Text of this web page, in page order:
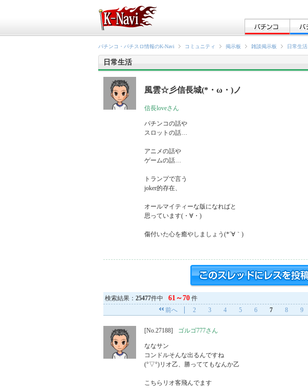
パチンコ・パチスロ情報のK-Navi コミュニティ 掲示板 雑談掲示板 日常生活
日常生活
風雲☆彡信長城(*・ω・)ノ
信長loveさん
パチンコの話や
スロットの話…
アニメの話や
ゲームの話…
トランプで言う
joker的存在、
オールマイティーな版になればと
思っています(・∀・)
傷付いた心を癒やしましょう(*´∀｀)
検索結果： 25477件中 61～70 件
前へ
2 3 4 5 6 7 8 9
[No.27188] ゴルゴ777さん
ななサン
コンドルそんな出るんですね
(°▽°)リオ乙、勝っててもなんか乙
こちらリオ客飛んでます